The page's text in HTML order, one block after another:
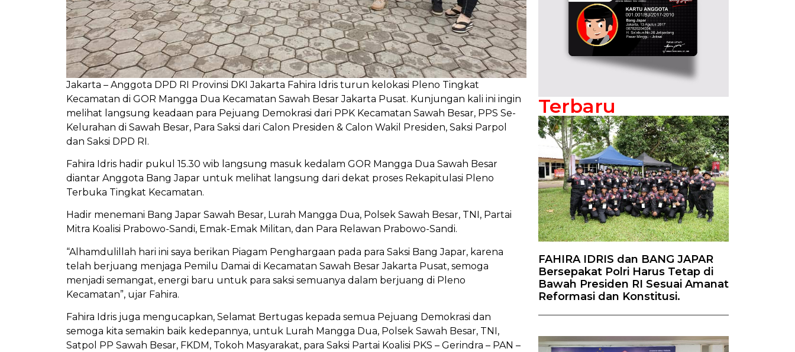
Jakarta – Anggota DPD RI Provinsi DKI Jakarta Fahira Idris turun kelokasi Pleno Tingkat
Kecamatan di GOR Mangga Dua Kecamatan Sawah Besar Jakarta Pusat. Kunjungan kali ini ingin
melihat langsung keadaan para Pejuang Demokrasi dari PPK Kecamatan Sawah Besar, PPS Se-
Kelurahan di Sawah Besar, Para Saksi dari Calon Presiden & Calon Wakil Presiden, Saksi Parpol
dan Saksi DPD RI.
Fahira Idris hadir pukul 15.30 wib langsung masuk kedalam GOR Mangga Dua Sawah Besar
diantar Anggota Bang Japar untuk melihat langsung dari dekat proses Rekapitulasi Pleno
Terbuka Tingkat Kecamatan.
Hadir menemani Bang Japar Sawah Besar, Lurah Mangga Dua, Polsek Sawah Besar, TNI, Partai
Mitra Koalisi Prabowo-Sandi, Emak-Emak Militan, dan Para Relawan Prabowo-Sandi.
“Alhamdulillah hari ini saya berikan Piagam Penghargaan pada para Saksi Bang Japar, karena
telah berjuang menjaga Pemilu Damai di Kecamatan Sawah Besar Jakarta Pusat, semoga
menjadi semangat, energi baru untuk para saksi semuanya dalam berjuang di Pleno
Kecamatan”, ujar Fahira.
Fahira Idris juga mengucapkan, Selamat Bertugas kepada semua Pejuang Demokrasi dan
semoga kita semakin baik kedepannya, untuk Lurah Mangga Dua, Polsek Sawah Besar, TNI,
Satpol PP Sawah Besar, FKDM, Tokoh Masyarakat, para Saksi Partai Koalisi PKS – Gerindra – PAN –
Terbaru
FAHIRA IDRIS dan BANG JAPAR
Bersepakat Polri Harus Tetap di
Bawah Presiden RI Sesuai Amanat
Reformasi dan Konstitusi.